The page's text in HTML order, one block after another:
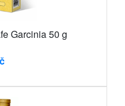
Garcinia 50 g